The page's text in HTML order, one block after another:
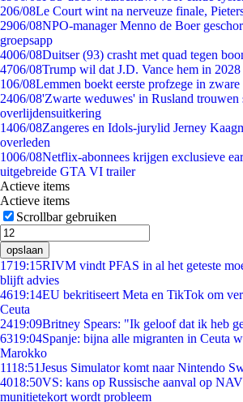
206/08Le Court wint na nerveuze finale,
2906/08NPO-manager Menno de Boer
groepsapp
4006/08Duitser (93) crasht met quad tegen
4706/08Trump wil dat J.D. Vance hem in
106/08Lemmen boekt eerste profzege in
2406/08'Zwarte weduwes' in Rusland trouwen
overlijdensuitkering
1406/08Zangeres en Idols-jurylid Jerney
overleden
1006/08Netflix-abonnees krijgen exclusieve
uitgebreide GTA VI trailer
Actieve items
Actieve items
Scrollbar gebruiken
opslaan
1719:15RIVM vindt PFAS in al het geteste
blijft advies
4619:14EU bekritiseert Meta en TikTok om
Ceuta
2419:09Britney Spears: "Ik geloof dat ik heb
6319:04Spanje: bijna alle migranten in Ceuta
Marokko
1118:51Jesus Simulator komt naar Nintendo
4018:50VS: kans op Russische aanval op
munitietekort wordt probleem